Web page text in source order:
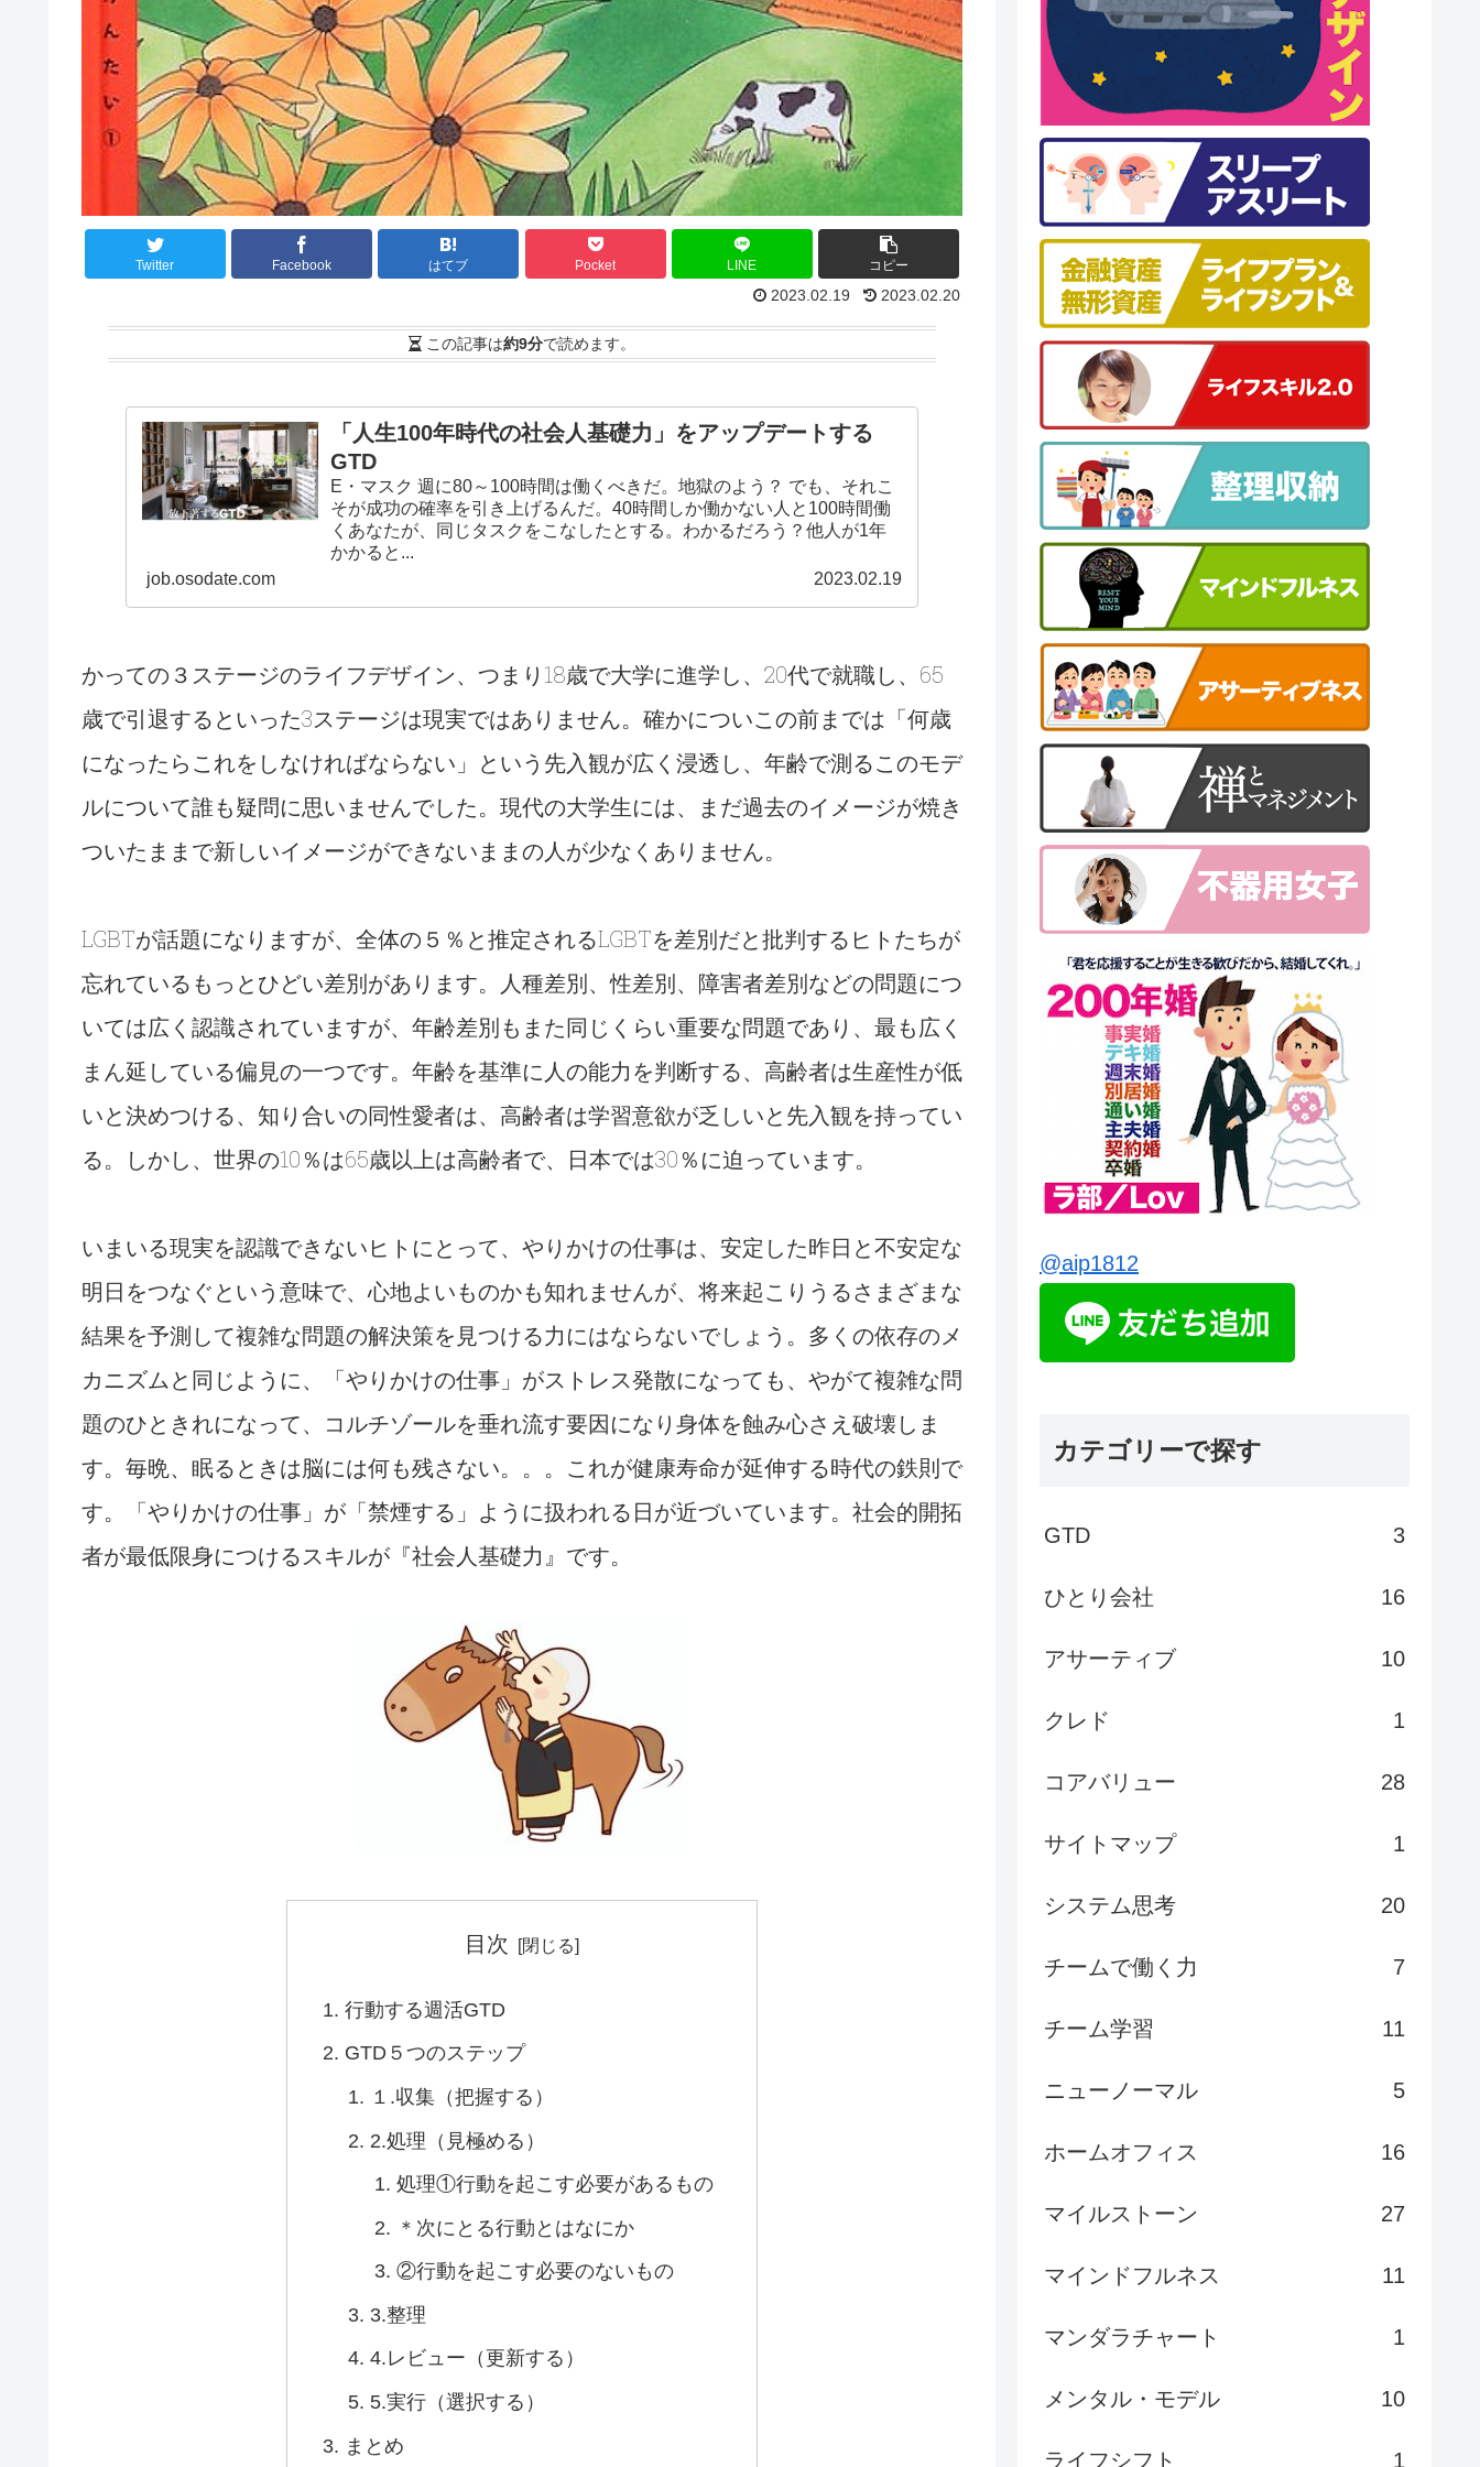
Twitter Facebook はてブ Pocket LINE コピー
2023.02.20
2023.02.19
この記事は約9分で読めます。
「人生100年時代の社会人基礎力」をアップデートする
GTD
E・マスク 週に80～100時間は働くべきだ。地獄のよう？ でも、それこ
そが成功の確率を引き上げるんだ。40時間しか働かない人と100時間働
くあなたが、同じタスクをこなしたとする。わかるだろう？他人が1年
かかると...
job.osodate.com
2023.02.19
かっての３ステージのライフデザイン、つまり18歳で大学に進学し、20代で就職し、65
歳で引退するといった3ステージは現実ではありません。確かについこの前までは「何歳
になったらこれをしなければならない」という先入観が広く浸透し、年齢で測るこのモデ
ルについて誰も疑問に思いませんでした。現代の大学生には、まだ過去のイメージが焼き
ついたままで新しいイメージができないままの人が少なくありません。
LGBTが話題になりますが、全体の５％と推定されるLGBTを差別だと批判するヒトたちが
忘れているもっとひどい差別があります。人種差別、性差別、障害者差別などの問題につ
いては広く認識されていますが、年齢差別もまた同じくらい重要な問題であり、最も広く
まん延している偏見の一つです。年齢を基準に人の能力を判断する、高齢者は生産性が低
いと決めつける、知り合いの同性愛者は、高齢者は学習意欲が乏しいと先入観を持ってい
る。しかし、世界の10％は65歳以上は高齢者で、日本では30％に迫っています。
いまいる現実を認識できないヒトにとって、やりかけの仕事は、安定した昨日と不安定な
明日をつなぐという意味で、心地よいものかも知れませんが、将来起こりうるさまざまな
結果を予測して複雑な問題の解決策を見つける力にはならないでしょう。多くの依存のメ
カニズムと同じように、「やりかけの仕事」がストレス発散になっても、やがて複雑な問
題のひときれになって、コルチゾールを垂れ流す要因になり身体を蝕み心さえ破壊しま
す。毎晩、眠るときは脳には何も残さない。。。これが健康寿命が延伸する時代の鉄則で
す。「やりかけの仕事」が「禁煙する」ように扱われる日が近づいています。社会的開拓
者が最低限身につけるスキルが『社会人基礎力』です。
目次
行動する週活GTD
GTD５つのステップ
１.収集（把握する）
2.処理（見極める）
処理①行動を起こす必要があるもの
＊次にとる行動とはなにか
②行動を起こす必要のないもの
3.整理
4.レビュー（更新する）
5.実行（選択する）
まとめ
@aip1812
カテゴリーで探す
GTD 3
ひとり会社 16
アサーティブ 10
クレド 1
コアバリュー 28
サイトマップ 1
システム思考 20
チームで働く力 7
チーム学習 11
ニューノーマル 5
ホームオフィス 16
マイルストーン 27
マインドフルネス 11
マンダラチャート 1
メンタル・モデル 10
ライフシフト 1